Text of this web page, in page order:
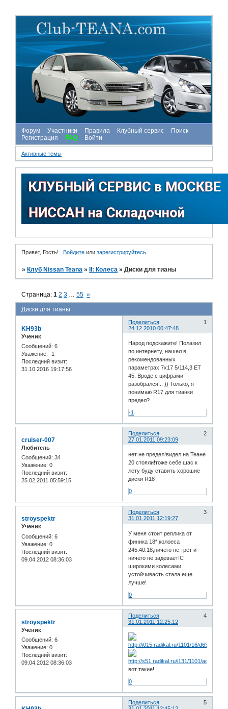
Форум Участники Правила Клубный сервис
Поиск
Регистрация
FAQ Войти
Активные темы
Привет, Гость! Войдитеили зарегистрируйтесь.
» Клуб Nissan Teana » II: Колеса »Диски для тианы
Диски для тианы
Страница:1 2 3 55 »
Поделиться
1
24.12.2010 00:47:48
KH93b
Ученик
Сообщений: 6
Уважение: -1
Последний визит:
31.10.2016 19:17:56
Народ подскажите! Полазил
по интернету, нашел в
рекомендованных
параметрах 7х17 5/114,3 ЕТ
45. Вроде с цифрами
разобрался... )) Только, я
понимаю R17 для тианки
предел?
-1
Поделиться
2
27.01.2011 09:23:09
cruiser-007
Любитель
Сообщений: 34
Уважение: 0
Последний визит:
25.02.2011 05:59:15
нет не предел!видел на Теане
20 стояли!тоже себе щас к
лету буду ставить хорошие
диски R18
0
Поделиться
3
31.01.2011 12:19:27
stroyspektr
Ученик
Сообщений: 6
Уважение: 0
Последний визит:
09.04.2012 08:36:03
У меня стоит реплика от
финика 18*,колоеса
245.40.18,ничего не трет и
ничего не задевает!С
широкими колесами
устойчивасть стала еще
лучше!
0
Поделиться
4
31.01.2011 12:25:12
stroyspektr
Ученик
Сообщений: 6
Уважение: 0
Последний визит:
09.04.2012 08:36:03
вот такие!
0
Поделиться
5